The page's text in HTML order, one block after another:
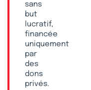
sans
but
lucratif,
financée
uniquement
par
des
dons
privés.